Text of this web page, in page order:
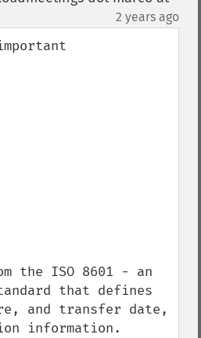
2 years ago
the ISO 8601 - an
that defines
and transfer date,
information.